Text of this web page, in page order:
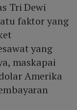
Tri Dewi
faktor yang
yang
maskapai
Amerika